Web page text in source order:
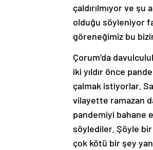
çaldırılmıyor ve şu
olduğu söyleniyor
göreneğimiz bu
Çorum’da
iki yıldır önce
çalmak istiyorlar.
vilayette ramazan
pandemiyi bahane
söylediler. Şöyle
çok kötü bir şey yani